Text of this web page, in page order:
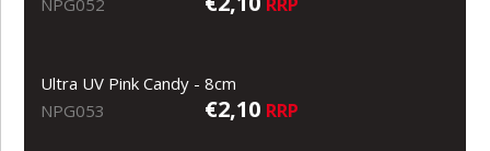
Ultra UV Pink Candy - 8cm
NPG053
€2,10 RRP